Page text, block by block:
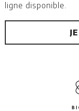
ligne disponible.